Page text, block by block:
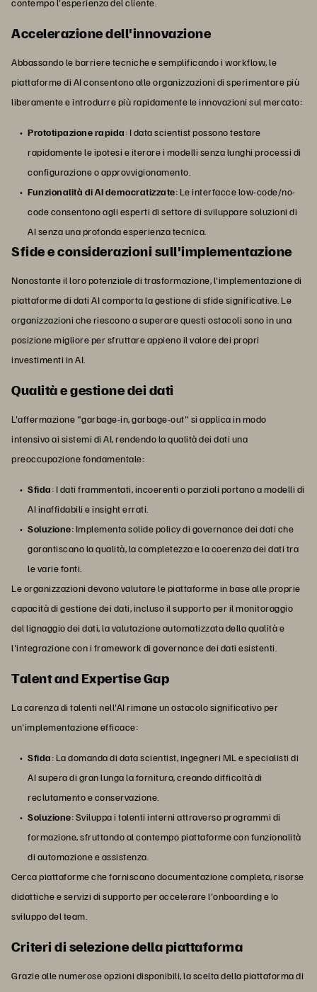
contempo l'esperienza del cliente.
Accelerazione dell'innovazione
Abbassando le barriere tecniche e semplificando i workflow, le
piattaforme di AI consentono alle organizzazioni di sperimentare più
liberamente e introdurre più rapidamente le innovazioni sul mercato:
Prototipazione rapida: I data scientist possono testare
rapidamente le ipotesi e iterare i modelli senza lunghi processi di
configurazione o approvvigionamento.
Funzionalità di AI democratizzate: Le interfacce low-code/no-
code consentono agli esperti di settore di sviluppare soluzioni di
AI senza una profonda esperienza tecnica.
Sfide e considerazioni sull'implementazione
Nonostante il loro potenziale di trasformazione, l'implementazione di
piattaforme di dati AI comporta la gestione di sfide significative. Le
organizzazioni che riescono a superare questi ostacoli sono in una
posizione migliore per sfruttare appieno il valore dei propri
investimenti in AI.
Qualità e gestione dei dati
L'affermazione "garbage-in, garbage-out" si applica in modo
intensivo ai sistemi di AI, rendendo la qualità dei dati una
preoccupazione fondamentale:
Sfida: I dati frammentati, incoerenti o parziali portano a modelli di
AI inaffidabili e insight errati.
Soluzione: Implementa solide policy di governance dei dati che
garantiscano la qualità, la completezza e la coerenza dei dati tra
le varie fonti.
Le organizzazioni devono valutare le piattaforme in base alle proprie
capacità di gestione dei dati, incluso il supporto per il monitoraggio
del lignaggio dei dati, la valutazione automatizzata della qualità e
l'integrazione con i framework di governance dei dati esistenti.
Talent and Expertise Gap
La carenza di talenti nell'AI rimane un ostacolo significativo per
un'implementazione efficace:
Sfida: La domanda di data scientist, ingegneri ML e specialisti di
AI supera di gran lunga la fornitura, creando difficoltà di
reclutamento e conservazione.
Soluzione: Sviluppa i talenti interni attraverso programmi di
formazione, sfruttando al contempo piattaforme con funzionalità
di automazione e assistenza.
Cerca piattaforme che forniscano documentazione completa, risorse
didattiche e servizi di supporto per accelerare l'onboarding e lo
sviluppo del team.
Criteri di selezione della piattaforma
Grazie alle numerose opzioni disponibili, la scelta della piattaforma di